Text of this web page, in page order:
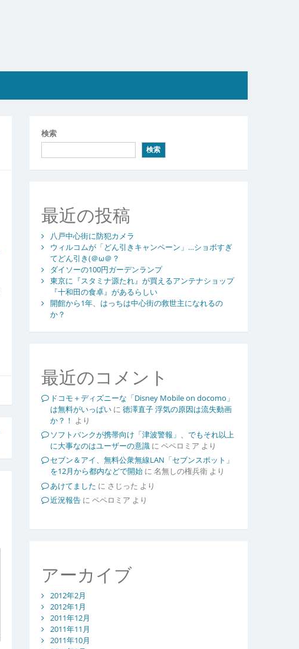
検索
検索
最近の投稿
八戸中心街に防犯カメラ
ウィルコムが「どん引きキャンペーン」…ショボすぎ
てどん引き(＠ω＠？
ダイソーの100円ガーデンランプ
東京に『スタミナ源たれ』が買えるアンテナショップ
『十和田の食卓』があるらしい
開館から1年、はっちは中心街の救世主になれるの
か？
最近のコメント
ドコモ＋ディズニーな「Disney Mobile on docomo」
は無料がいっぱいに 徳澤直子 浮気の原因は流失動画
か？！ より
ソフトバンクが携帯向け「津波警報」、でもそれ以上
に大事なのはユーザーの意識に ペペロミア より
セブン＆アイ、無料公衆無線LAN「セブンスポット」
を12月から都内などで開始に 名無しの権兵衛より
あけてました に さじった より
近況報告に ペペロミア より
アーカイブ
2012年2月
2012年1月
2011年12月
2011年11月
2011年10月